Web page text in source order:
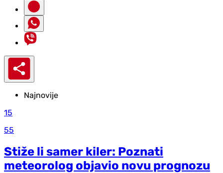
Najnovije
15
55
Stiže li samer kiler: Poznati
meteorolog objavio novu prognozu